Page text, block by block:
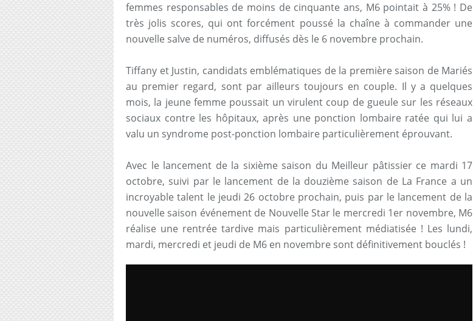
femmes responsables de moins de cinquante ans, M6 pointait à 25% ! De
très jolis scores, qui ont forcément poussé la chaîne à commander une
nouvelle salve de numéros, diffusés dès le 6 novembre prochain.
Tiffany et Justin, candidats emblématiques de la première saison de Mariés
au premier regard, sont par ailleurs toujours en couple. Il y a quelques
mois, la jeune femme poussait un virulent coup de gueule sur les réseaux
sociaux contre les hôpitaux, après une ponction lombaire ratée qui lui a
valu un syndrome post-ponction lombaire particulièrement éprouvant.
Avec le lancement de la sixième saison du Meilleur pâtissier ce mardi 17
octobre, suivi par le lancement de la douzième saison de La France a un
incroyable talent le jeudi 26 octobre prochain, puis par le lancement de la
nouvelle saison événement de Nouvelle Star le mercredi 1er novembre, M6
réalise une rentrée tardive mais particulièrement médiatisée ! Les lundi,
mardi, mercredi et jeudi de M6 en novembre sont définitivement bouclés !